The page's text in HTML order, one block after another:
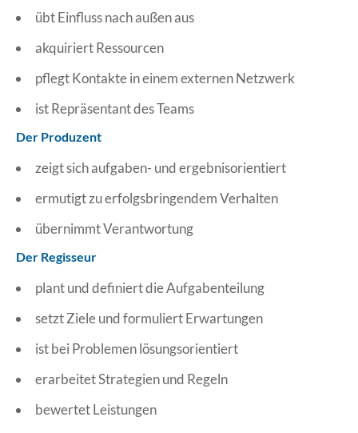
übt Einfluss nach außen aus
akquiriert Ressourcen
pflegt Kontakte in einem externen Netzwerk
ist Repräsentant des Teams
Der Produzent
zeigt sich aufgaben- und ergebnisorientiert
ermutigt zu erfolgsbringendem Verhalten
übernimmt Verantwortung
Der Regisseur
plant und definiert die Aufgabenteilung
setzt Ziele und formuliert Erwartungen
ist bei Problemen lösungsorientiert
erarbeitet Strategien und Regeln
bewertet Leistungen